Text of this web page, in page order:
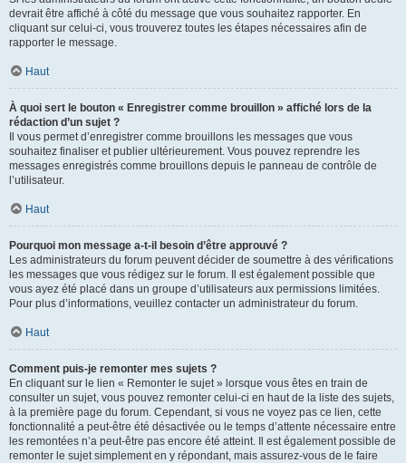
devrait être affiché à côté du message que vous souhaitez rapporter. En
cliquant sur celui-ci, vous trouverez toutes les étapes nécessaires afin de
rapporter le message.
Haut
À quoi sert le bouton « Enregistrer comme brouillon » affiché lors de la
rédaction d’un sujet ?
Il vous permet d’enregistrer comme brouillons les messages que vous
souhaitez finaliser et publier ultérieurement. Vous pouvez reprendre les
messages enregistrés comme brouillons depuis le panneau de contrôle de
l’utilisateur.
Haut
Pourquoi mon message a-t-il besoin d’être approuvé ?
Les administrateurs du forum peuvent décider de soumettre à des vérifications
les messages que vous rédigez sur le forum. Il est également possible que
vous ayez été placé dans un groupe d’utilisateurs aux permissions limitées.
Pour plus d’informations, veuillez contacter un administrateur du forum.
Haut
Comment puis-je remonter mes sujets ?
En cliquant sur le lien « Remonter le sujet » lorsque vous êtes en train de
consulter un sujet, vous pouvez remonter celui-ci en haut de la liste des sujets,
à la première page du forum. Cependant, si vous ne voyez pas ce lien, cette
fonctionnalité a peut-être été désactivée ou le temps d’attente nécessaire entre
les remontées n’a peut-être pas encore été atteint. Il est également possible de
remonter le sujet simplement en y répondant, mais assurez-vous de le faire